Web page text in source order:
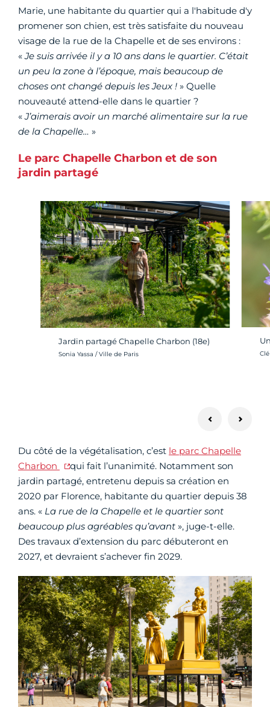
Marie, une habitante du quartier qui a l'habitude d'y
promener son chien, est très satisfaite du nouveau
visage de la rue de la Chapelle et de ses environs :
«Je suis arrivée il y a 10 ans dans le quartier. C’était
un peu la zone à l’époque, mais beaucoup de
choses ont changé depuis les Jeux ! » Quelle
nouveauté attend-elle dans le quartier ?
«J’aimerais avoir un marché alimentaire sur la rue
de la Chapelle… »
Le parc Chapelle Charbon et de son
jardin partagé
Jardin partagé Chapelle Charbon (18e)
Crédit photo :
Sonia Yassa / Ville de Paris
Du côté de la végétalisation, c’est le parc Chapelle
Charbon
qui fait l’unanimité. Notamment son
jardin partagé, entretenu depuis sa création en
2020 par Florence, habitante du quartier depuis 38
ans. « La rue de la Chapelle et le quartier sont
beaucoup plus agréables qu’avant », juge-t-elle.
Des travaux d’extension du parc débuteront en
2027, et devraient s’achever fin 2029.